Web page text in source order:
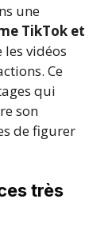
une
TikTok et
les vidéos
Ce
qui
son
de figurer
très